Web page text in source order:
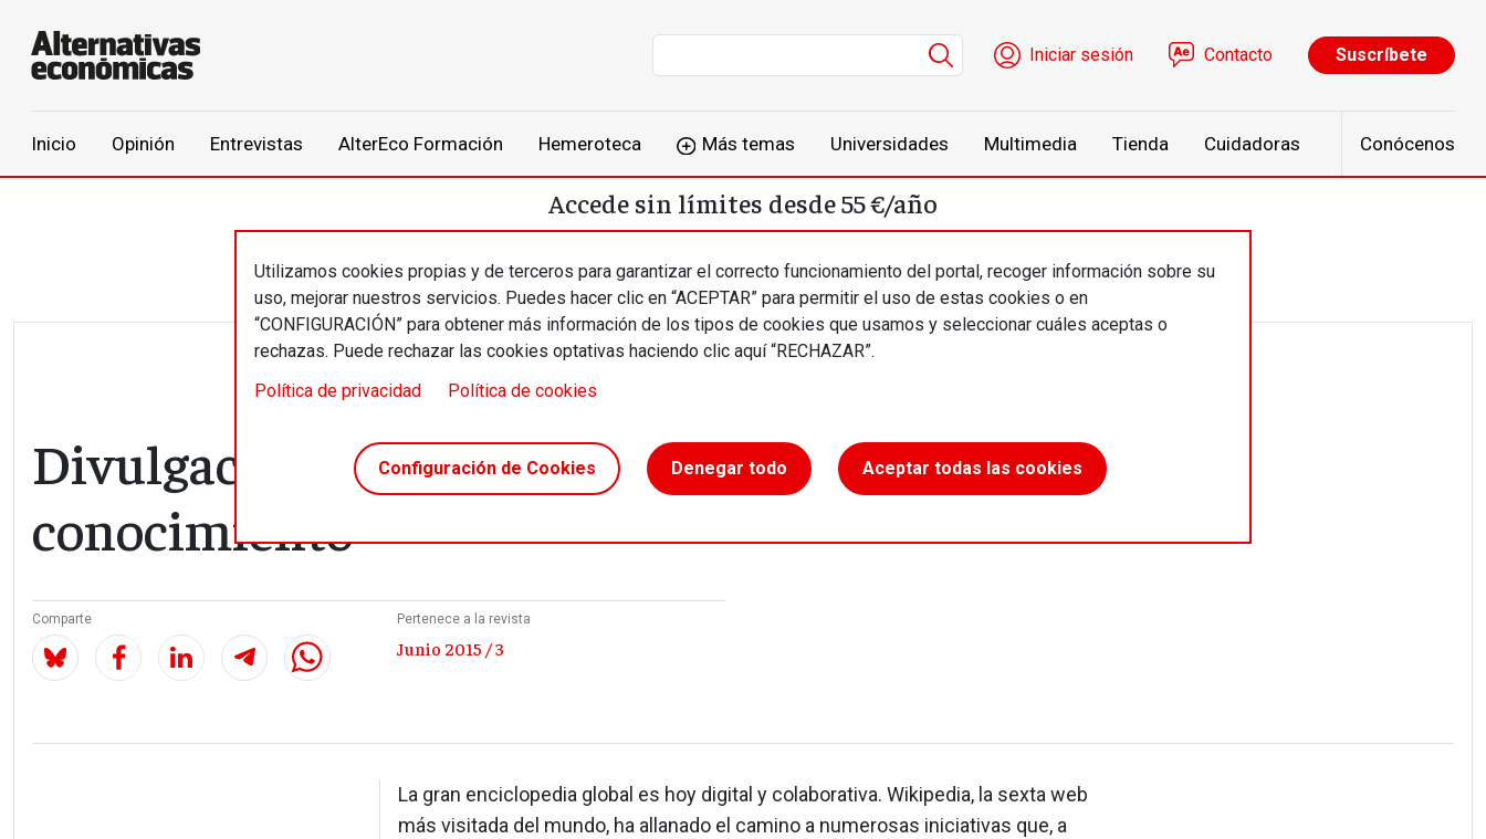
Menú de cuenta de usuario
Iniciar sesión Contacto Suscríbete
Inicio Opinión Entrevistas AlterEco Formación Hemeroteca Más temas Universidades Multimedia Tienda Cuidadoras Conócenos
Utilizamos cookies propias y de terceros para garantizar el correcto funcionamiento del portal, recoger información sobre su
uso, mejorar nuestros servicios. Puedes hacer clic en “ACEPTAR” para permitir el uso de estas cookies o en
“CONFIGURACIÓN” para obtener más información de los tipos de cookies que usamos y seleccionar cuáles aceptas o
rechazas. Puede rechazar las cookies optativas haciendo clic aquí “RECHAZAR”.
Política de privacidad
Política de cookies
Configuración de Cookies Denegar todo Aceptar todas las cookies
Accede sin límites desde 55 €/año
Divulgación del
conocimiento
Comparte Pertenece a la revista
Junio 2015 / 3
La gran enciclopedia global es hoy digital y colaborativa. Wikipedia, la sexta web
más visitada del mundo, ha allanado el camino a numerosas iniciativas que, a